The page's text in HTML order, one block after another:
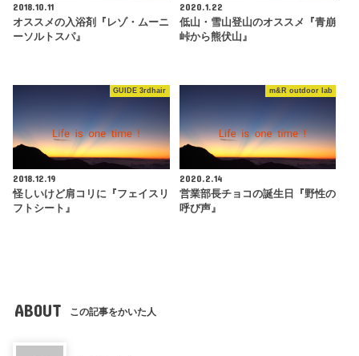
2018.10.11
オススメの入浴剤『レゾ・ムーニ
ーソルトスパ』
2020.1.22
低山・雪山登山のオススメ『青崩
峠から熊伏山』
GUIDE 3rdhair
2018.12.19
怪しいけど肩コリに『フェイスリ
フトシート』
m&R outdoor lab
2020.2.14
営業部長チョコの誕生日『野性の
呼び声』
ABOUT この記事をかいた人